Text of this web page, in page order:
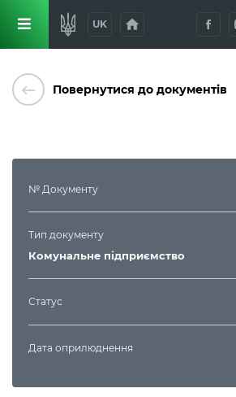
UK home
keyboard_backspace Повернутися до документів
№ Документу
Тип документу
Комунальне підприємство
Статус
Дата оприлюднення